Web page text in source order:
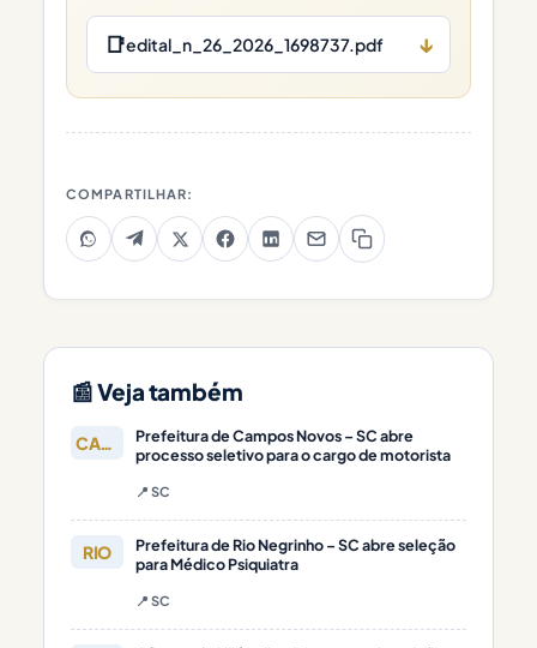
📑edital_n_26_2026_1698737.pdf ↓
COMPARTILHAR:
📰 Veja também
CAMPOS
Prefeitura de Campos Novos – SC abre
processo seletivo para o cargo de motorista
📍 SC
RIO
Prefeitura de Rio Negrinho – SC abre seleção
para Médico Psiquiatra
📍 SC